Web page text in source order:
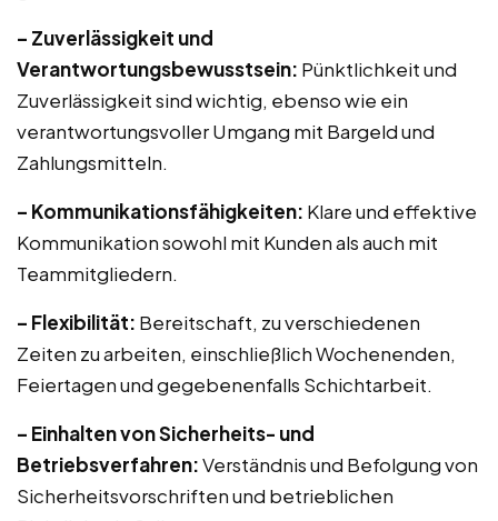
– Zuverlässigkeit und
Verantwortungsbewusstsein: Pünktlichkeit und
Zuverlässigkeit sind wichtig, ebenso wie ein
verantwortungsvoller Umgang mit Bargeld und
Zahlungsmitteln.
– Kommunikationsfähigkeiten: Klare und effektive
Kommunikation sowohl mit Kunden als auch mit
Teammitgliedern.
– Flexibilität: Bereitschaft, zu verschiedenen
Zeiten zu arbeiten, einschließlich Wochenenden,
Feiertagen und gegebenenfalls Schichtarbeit.
– Einhalten von Sicherheits- und
Betriebsverfahren:Verständnis und Befolgung von
Sicherheitsvorschriften und betrieblichen